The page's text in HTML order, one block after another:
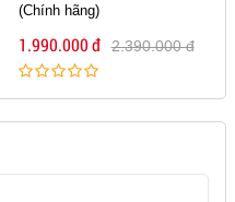
3GB|64GB (Chính Hãng)
1.990.000 đ 2.690.000 đ